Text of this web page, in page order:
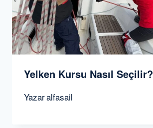
Yelken Kursu Nasıl Seçilir?
Yazaralfasail